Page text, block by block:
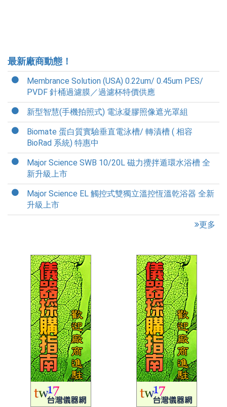
最新廠商動態！
Membrance Solution (USA) 0.22um/ 0.45um PES/
PVDF 針桶過濾膜／過濾杯特價供應
新型智慧(手機拍照式) 電泳凝膠照像遮光罩組
Biomate 蛋白質實驗垂直電泳槽/ 轉漬槽 ( 相容
BioRad 系統) 特惠中
Major Science SWB 10/20L 磁力攪拌遁環水浴槽 全
新升級上市
Major Science EL 觸控式雙獨立溫控恆溫乾浴器 全新
升級上市
更多